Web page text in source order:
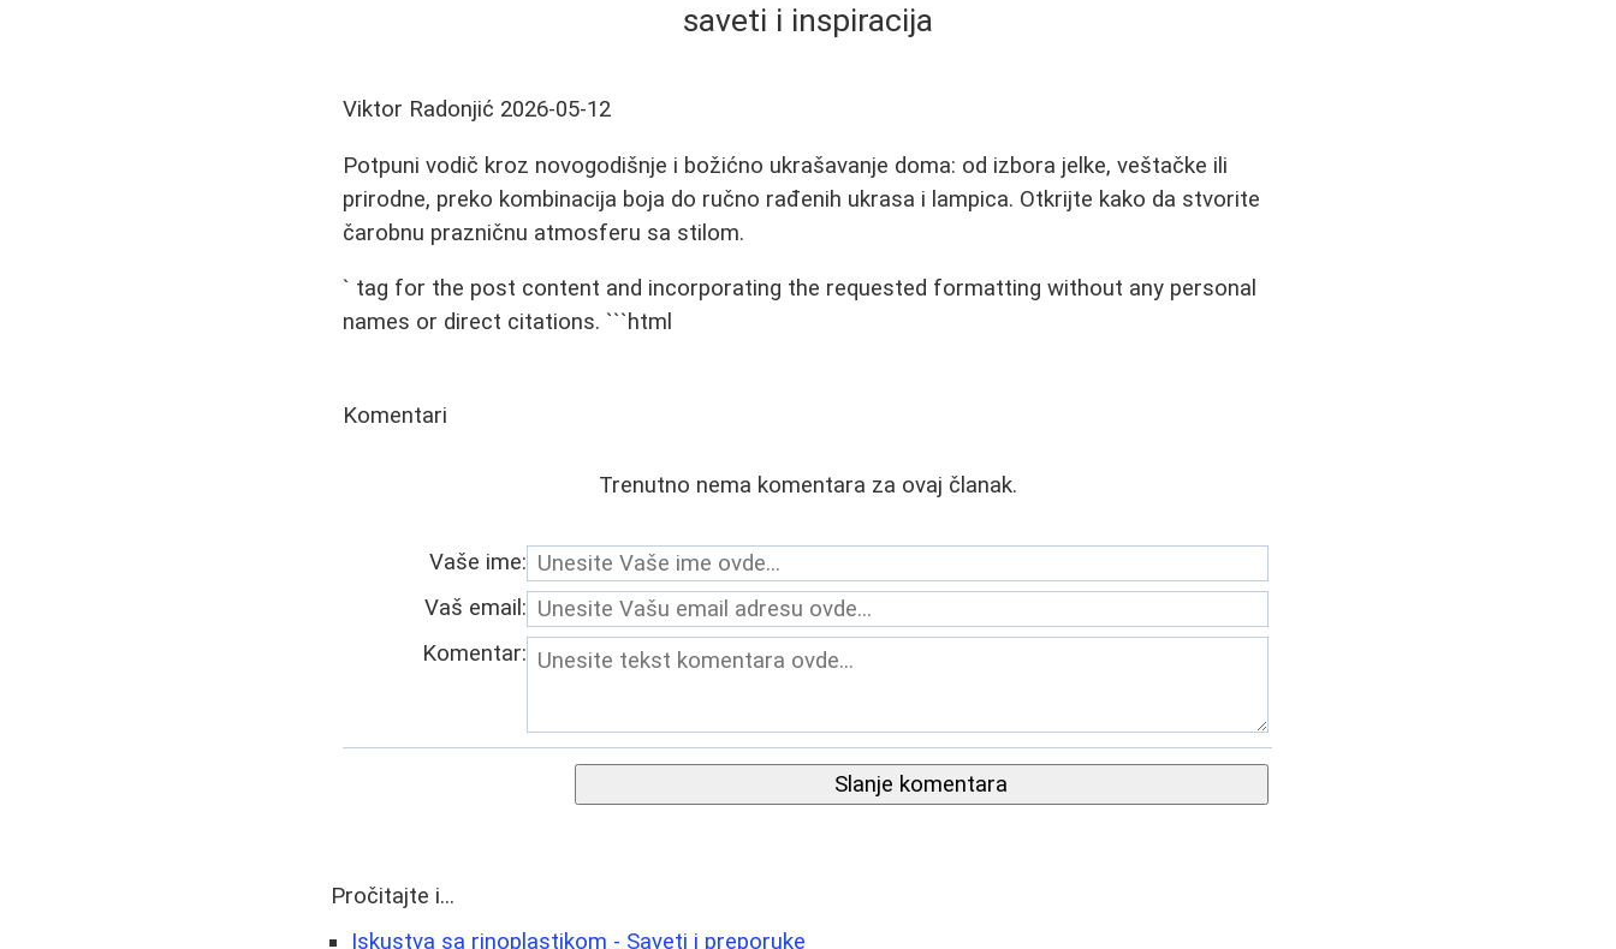
saveti i inspiracija
Viktor Radonjić 2026-05-12
Potpuni vodič kroz novogodišnje i božićno ukrašavanje doma: od izbora jelke, veštačke ili
prirodne, preko kombinacija boja do ručno rađenih ukrasa i lampica. Otkrijte kako da stvorite
čarobnu prazničnu atmosferu sa stilom.
` tag for the post content and incorporating the requested formatting without any personal
names or direct citations. ```html
Komentari
Trenutno nema komentara za ovaj članak.
Vaše ime:
Vaš email:
Komentar:
Slanje komentara
Pročitajte i...
Iskustva sa rinoplastikom - Saveti i preporuke